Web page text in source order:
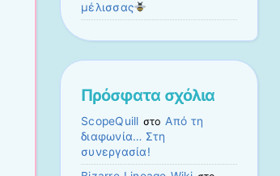
μέλισσας
Πρόσφατα σχόλια
ScopeQuill στο Από τη
διαφωνία… Στη
συνεργασία!